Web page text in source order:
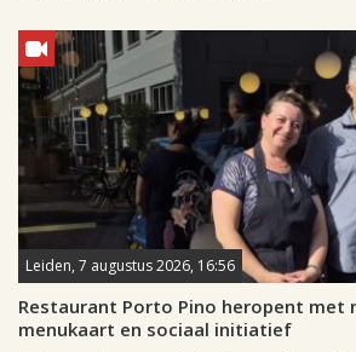
Leiden, 7 augustus 2026, 16:56
Restaurant Porto Pino heropent met
menukaart en sociaal initiatief